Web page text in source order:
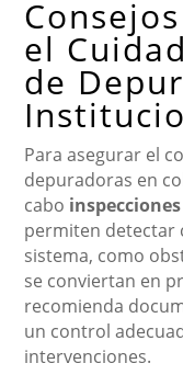
el
de
Para asegurar el
depuradoras en
cabo
permiten detectar
sistema, como
se conviertan en
recomienda
un control
intervenciones.